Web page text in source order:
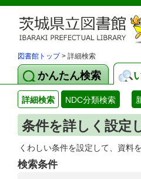
図書館トップ> 詳細検索
かんたん検索
詳細検索 NDC分類検索
条件を詳しく設定
くわしい条件を設定して、資料
検索条件